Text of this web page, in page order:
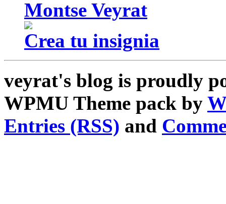
Montse Veyrat
Crea tu insignia
veyrat's blog is proudly
WPMU Theme pack by
Entries (RSS) and